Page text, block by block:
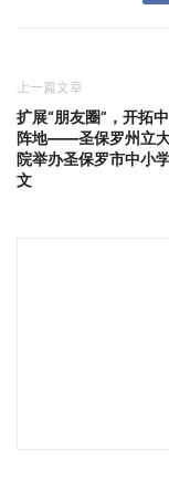
上一篇文章
扩展“朋友圈”，开拓
阵地——圣保罗州立
院举办圣保罗市中小
文